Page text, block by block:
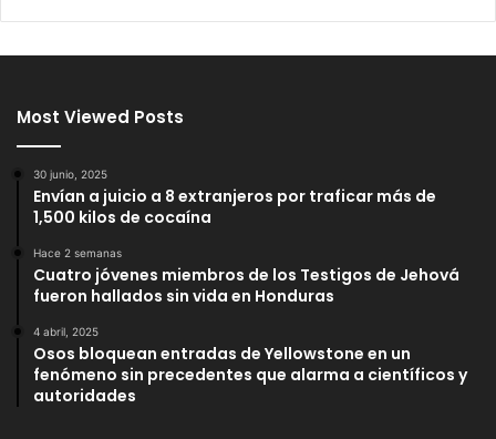
Most Viewed Posts
30 junio, 2025
Envían a juicio a 8 extranjeros por traficar más de
1,500 kilos de cocaína
Hace 2 semanas
Cuatro jóvenes miembros de los Testigos de Jehová
fueron hallados sin vida en Honduras
4 abril, 2025
Osos bloquean entradas de Yellowstone en un
fenómeno sin precedentes que alarma a científicos y
autoridades